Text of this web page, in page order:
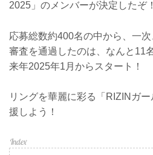
2025」のメンバーが決定したぞ！
応募総数約400名の中から、一
審査を通過したのは、なんと11
来年2025年1月からスタート！
リングを華麗に彩る「RIZINガ
援しよう！